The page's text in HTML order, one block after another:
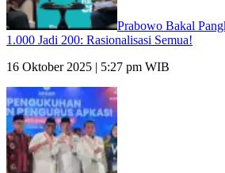
Prabowo Bakal
1.000 Jadi 200: Rasionalisasi Semua!
16 Oktober 2025 | 5:27 pm WIB